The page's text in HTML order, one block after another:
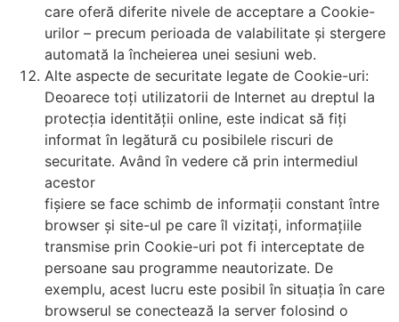
care oferă diferite nivele de acceptare a Cookie-
urilor – precum perioada de valabilitate și stergere
automată la încheierea unei sesiuni web.
Alte aspecte de securitate legate de Cookie-uri:
Deoarece toți utilizatorii de Internet au dreptul la
protecția identității online, este indicat să fiți
informat în legătură cu posibilele riscuri de
securitate. Având în vedere că prin intermediul
acestor
fișiere se face schimb de informații constant între
browser și site-ul pe care îl vizitați, informațiile
transmise prin Cookie-uri pot fi interceptate de
persoane sau programme neautorizate. De
exemplu, acest lucru este posibil în situația în care
browserul se conectează la server folosind o